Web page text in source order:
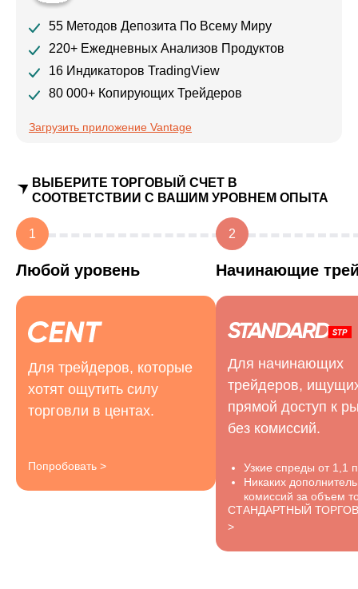
55 Методов Депозита По Всему Миру
220+ Ежедневных Анализов Продуктов
16 Индикаторов TradingView
80 000+ Копирующих Трейдеров
Загрузить приложение Vantage
ВЫБЕРИТЕ ТОРГОВЫЙ СЧЕТ В
СООТВЕТСТВИИ С ВАШИМ УРОВНЕМ ОПЫТА
1
Любой уровень
Для трейдеров, которые
хотят ощутить силу
торговли в центах.
Попробовать >
2
Начинающие
Для начинающих
трейдеров,
прямой доступ к
без комиссий.
Узкие спреды от 1,1
Никаких
комиссий за объем
СТАНДАРТНЫЙ
>